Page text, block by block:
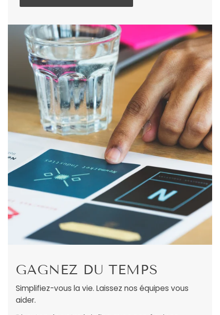
GAGNEZ DU TEMPS
Simplifiez-vous la vie. Laissez nos équipes vous
aider.